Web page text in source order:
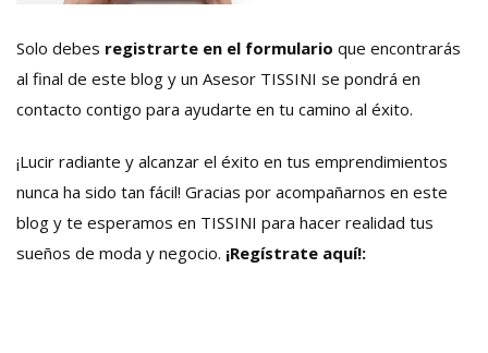
Solo debes registrarte en el formulario que encontrarás
al final de este blog y un Asesor TISSINI se pondrá en
contacto contigo para ayudarte en tu camino al éxito.
¡Lucir radiante y alcanzar el éxito en tus emprendimientos
nunca ha sido tan fácil! Gracias por acompañarnos en este
blog y te esperamos en TISSINI para hacer realidad tus
sueños de moda y negocio. ¡Regístrate aquí!: